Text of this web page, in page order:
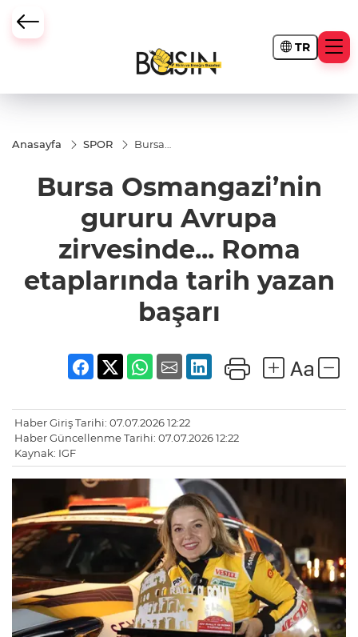
TR
Anasayfa SPOR
Bursa
zirvesinde...
Roma
etaplarında
tarih yazan
Bursa Osmangazi’nin
gururu Avrupa
zirvesinde... Roma
etaplarında tarih yazan
başarı
Haber Giriş Tarihi: 07.07.2026 12:22
Haber Güncellenme Tarihi: 07.07.2026 12:22
Kaynak: IGF